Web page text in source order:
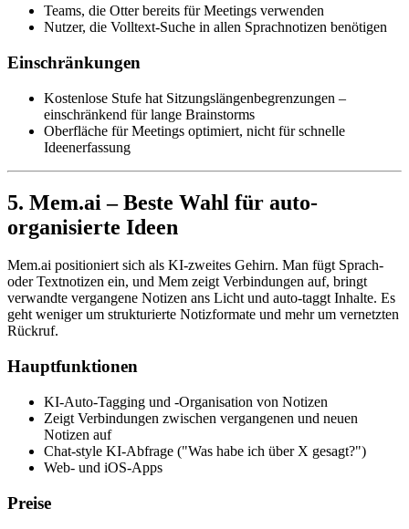
Teams, die Otter bereits für Meetings verwenden
Nutzer, die Volltext-Suche in allen Sprachnotizen benötigen
Einschränkungen
Kostenlose Stufe hat Sitzungslängenbegrenzungen –
einschränkend für lange Brainstorms
Oberfläche für Meetings optimiert, nicht für schnelle
Ideenerfassung
5. Mem.ai – Beste Wahl für auto-
organisierte Ideen
Mem.ai positioniert sich als KI-zweites Gehirn. Man fügt Sprach-
oder Textnotizen ein, und Mem zeigt Verbindungen auf, bringt
verwandte vergangene Notizen ans Licht und auto-taggt Inhalte. Es
geht weniger um strukturierte Notizformate und mehr um vernetzten
Rückruf.
Hauptfunktionen
KI-Auto-Tagging und -Organisation von Notizen
Zeigt Verbindungen zwischen vergangenen und neuen
Notizen auf
Chat-style KI-Abfrage ("Was habe ich über X gesagt?")
Web- und iOS-Apps
Preise